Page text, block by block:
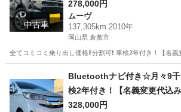
中古車
ンテカスタム☆ナビ付き☆走
フルオートエアコン☆ドライ
フル装備☆純正アルミ☆その
278,000円
ムーヴ
137,305km 2010年
岡山県 倉敷市
全てコミコミ乗り出し価格‼️分割可❗️ 車検2年付き！【
お買い得
Bluetoothナビ付き☆月々9
検2年付き！【名義変更代込
カスタム☆Bluetoothナビ付
328,000円